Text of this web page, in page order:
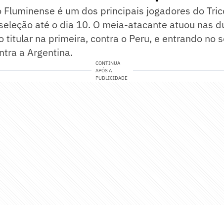
Fluminense é um dos principais jogadores do
até o dia 10. O meia-atacante atuou nas
titular na primeira, contra o Peru, e entrando no
a Argentina.
CONTINUA
APÓS A
PUBLICIDADE